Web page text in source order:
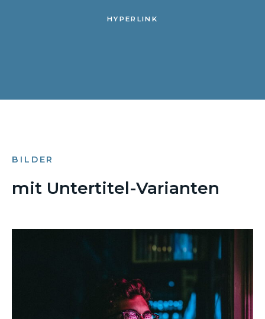
HYPERLINK
BILDER
mit Untertitel-Varianten